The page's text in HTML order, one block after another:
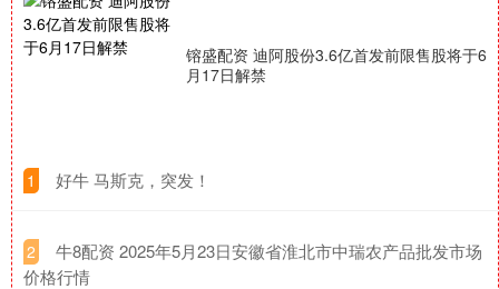
镕盛配资 迪阿股份3.6亿首发前限售股将于6
月17日解禁
1 ​好牛 马斯克，突发！
2
​牛8配资 2025年5月23日安徽省淮北市中瑞农产品批发市场
价格行情